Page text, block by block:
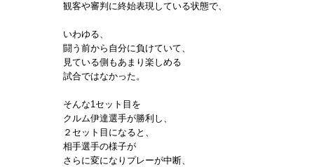
観客や審判に終始表現している状態で、
いわゆる、
闘う前から自分に負けていて、
見ている側もあまり楽しめる
試合ではなかった。
そんな1セット目を
クルム伊達選手が勝利し、
２セット目になると、
相手選手の様子が
さらに変になりプレーが中断、